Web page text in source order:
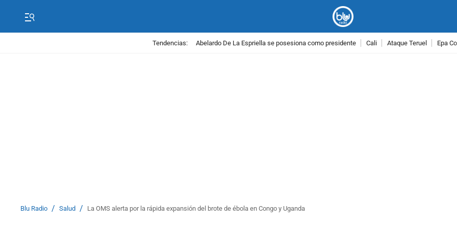
Tendencias: Abelardo De La Espriella se posesiona como presidente Cali Ataque Teruel Epa
Blu Radio / Salud / La OMS alerta por la rápida expansión del brote de ébola en Congo y Uganda